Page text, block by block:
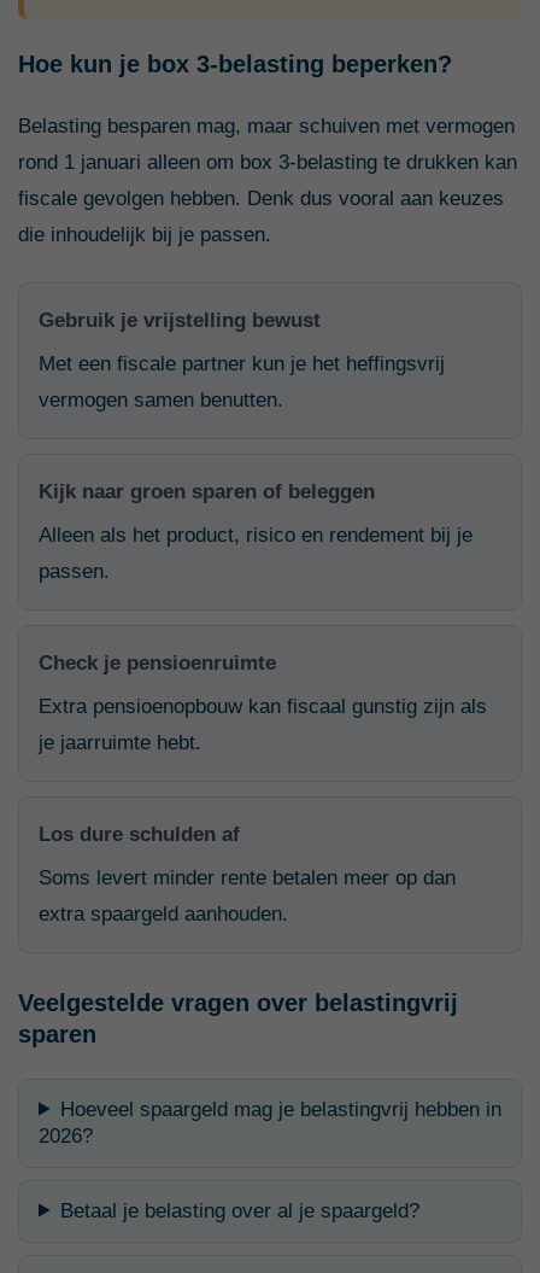
Hoe kun je box 3-belasting beperken?
Belasting besparen mag, maar schuiven met vermogen
rond 1 januari alleen om box 3-belasting te drukken kan
fiscale gevolgen hebben. Denk dus vooral aan keuzes
die inhoudelijk bij je passen.
Gebruik je vrijstelling bewust
Met een fiscale partner kun je het heffingsvrij
vermogen samen benutten.
Kijk naar groen sparen of beleggen
Alleen als het product, risico en rendement bij je
passen.
Check je pensioenruimte
Extra pensioenopbouw kan fiscaal gunstig zijn als
je jaarruimte hebt.
Los dure schulden af
Soms levert minder rente betalen meer op dan
extra spaargeld aanhouden.
Veelgestelde vragen over belastingvrij
sparen
Hoeveel spaargeld mag je belastingvrij hebben in
2026?
Betaal je belasting over al je spaargeld?